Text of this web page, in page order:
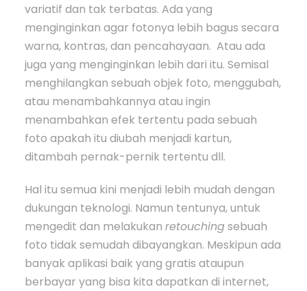
variatif dan tak terbatas. Ada yang
menginginkan agar fotonya lebih bagus secara
warna, kontras, dan pencahayaan. Atau ada
juga yang menginginkan lebih dari itu. Semisal
menghilangkan sebuah objek foto, menggubah,
atau menambahkannya atau ingin
menambahkan efek tertentu pada sebuah
foto apakah itu diubah menjadi kartun,
ditambah pernak-pernik tertentu dll.
Hal itu semua kini menjadi lebih mudah dengan
dukungan teknologi. Namun tentunya, untuk
mengedit dan melakukanretouching sebuah
foto tidak semudah dibayangkan. Meskipun ada
banyak aplikasi baik yang gratis ataupun
berbayar yang bisa kita dapatkan di internet,